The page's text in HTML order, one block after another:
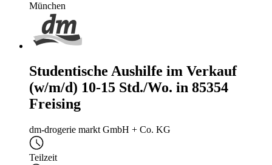
München
Studentische Aushilfe im Verkauf
(w/m/d) 10-15 Std./Wo. in 85354
Freising
dm-drogerie markt GmbH + Co. KG
Teilzeit